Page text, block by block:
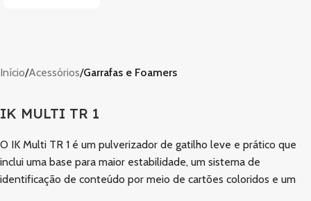
Início Acessórios Garrafas e Foamers
IK MULTI TR 1
O IK Multi TR 1 é um pulverizador de gatilho leve e prático que
inclui uma base para maior estabilidade, um sistema de
identificação de conteúdo por meio de cartões coloridos e um